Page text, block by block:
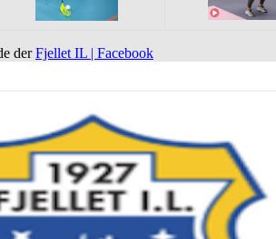
derFjellet IL | Facebook